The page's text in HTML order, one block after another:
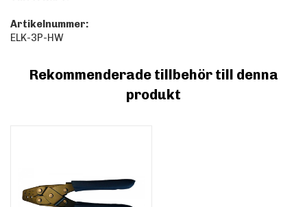
Artikelnummer:
ELK-3P-HW
Rekommenderade tillbehör till denna
produkt